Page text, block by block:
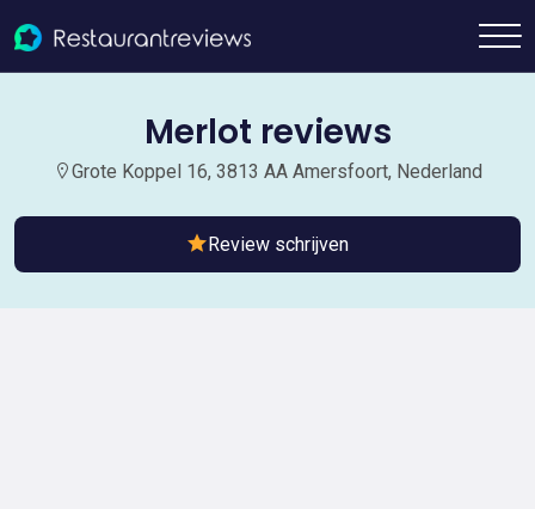
Merlot reviews
Grote Koppel 16, 3813 AA Amersfoort, Nederland
Review schrijven